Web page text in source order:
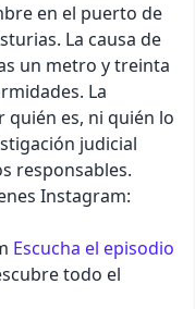
en el puerto de
La causa de
un metro y treinta
La
es, ni quién lo
judicial
responsables.
Instagram:
Escucha el episodio
todo el